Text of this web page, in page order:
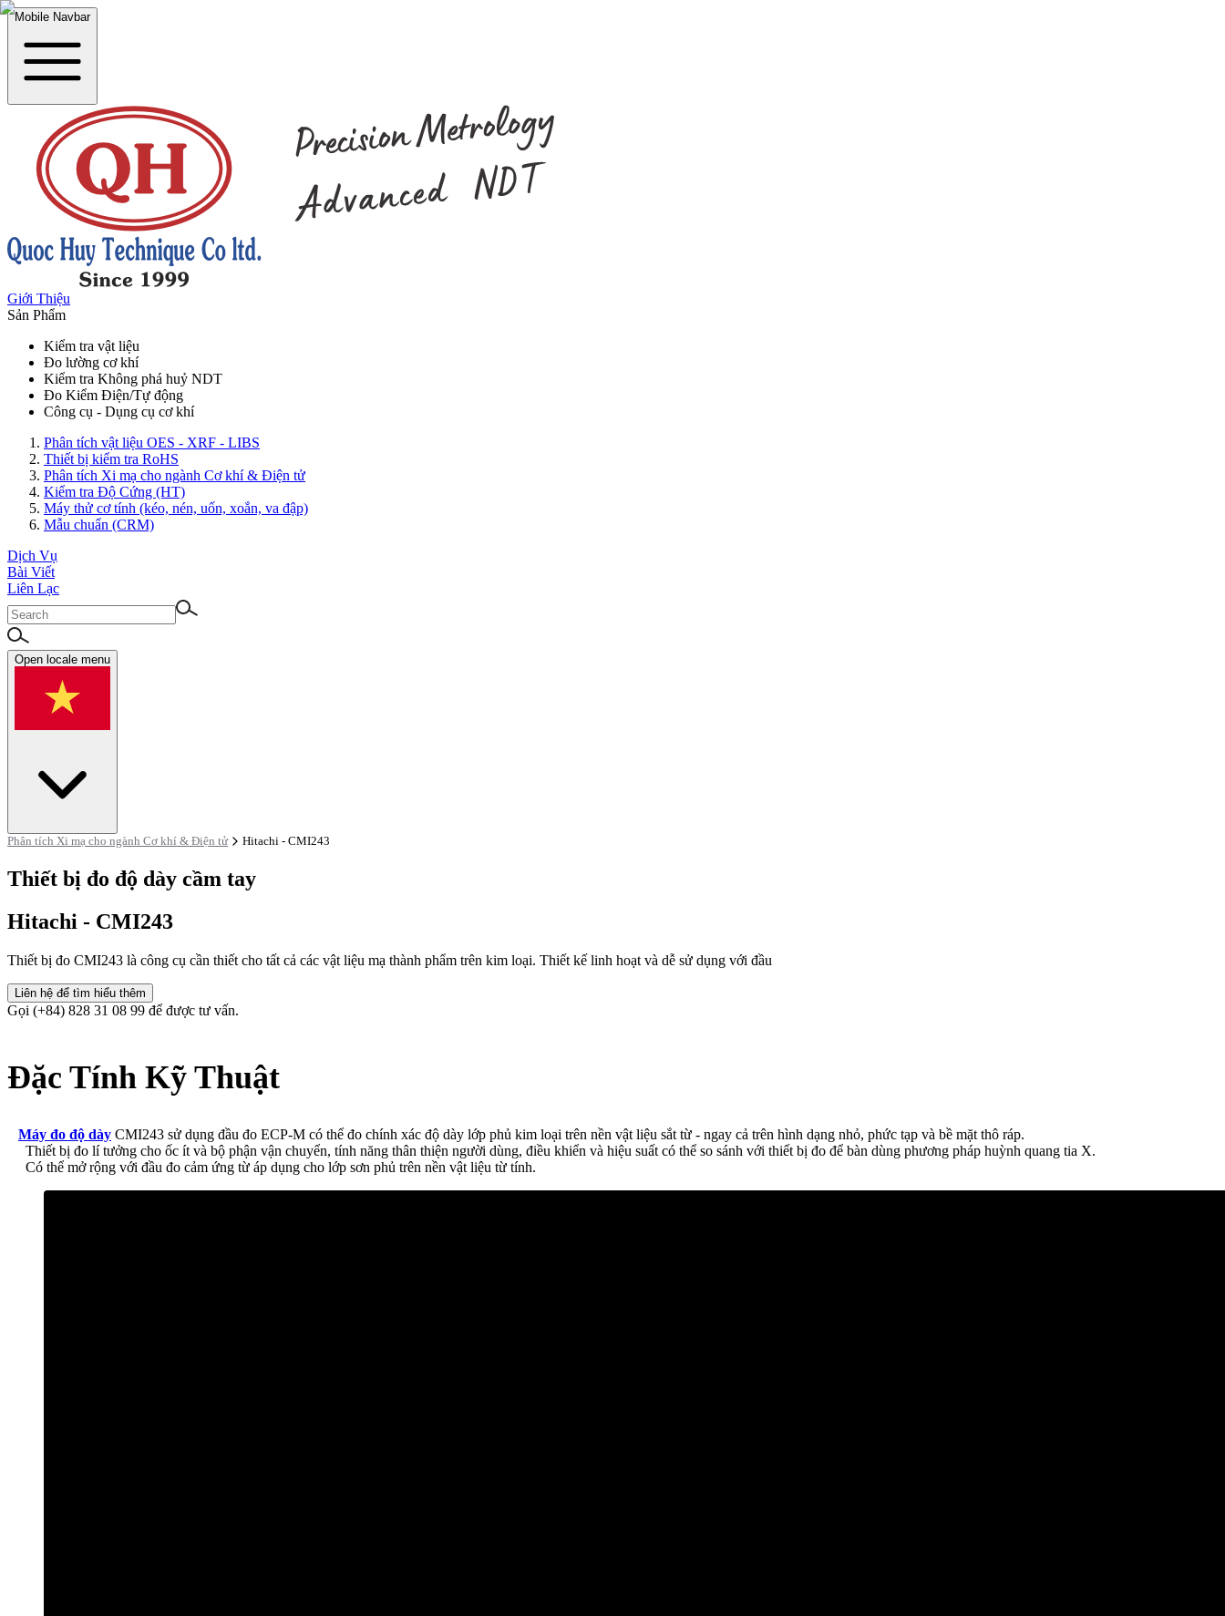
Mobile Navbar
Giới Thiệu
Sản Phẩm
Kiểm tra vật liệu
Đo lường cơ khí
Kiểm tra Không phá huỷ NDT
Đo Kiểm Điện/Tự động
Công cụ - Dụng cụ cơ khí
Phân tích vật liệu OES - XRF - LIBS
Thiết bị kiểm tra RoHS
Phân tích Xi mạ cho ngành Cơ khí & Điện tử
Kiểm tra Độ Cứng (HT)
Máy thử cơ tính (kéo, nén, uốn, xoắn, va đập)
Mẫu chuẩn (CRM)
Dịch Vụ
Bài Viết
Liên Lạc
Open locale menu
Phân tích Xi mạ cho ngành Cơ khí & Điện tử Hitachi - CMI243
Thiết bị đo độ dày cầm tay
Hitachi - CMI243
Thiết bị đo CMI243 là công cụ cần thiết cho tất cả các vật liệu mạ thành phẩm trên kim loại. Thiết kế linh hoạt và dễ sử dụng với đầu
Liên hệ để tìm hiểu thêm
Gọi (+84) 828 31 08 99 để được tư vấn.
Đặc Tính Kỹ Thuật
Máy đo độ dày CMI243 sử dụng đầu đo ECP-M có thể đo chính xác độ dày lớp phủ kim loại trên nền vật liệu sắt từ - ngay cả trên hình dạng nhỏ, phức tạp và bề mặt thô ráp.
Thiết bị đo lí tưởng cho ốc ít và bộ phận vận chuyển, tính năng thân thiện người dùng, điều khiển và hiệu suất có thể so sánh với thiết bị đo để bàn dùng phương pháp huỳnh quang tia X.
Có thể mở rộng với đầu đo cảm ứng từ áp dụng cho lớp sơn phủ trên nền vật liệu từ tính.